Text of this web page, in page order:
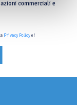
commerciali e
Privacy Policye i